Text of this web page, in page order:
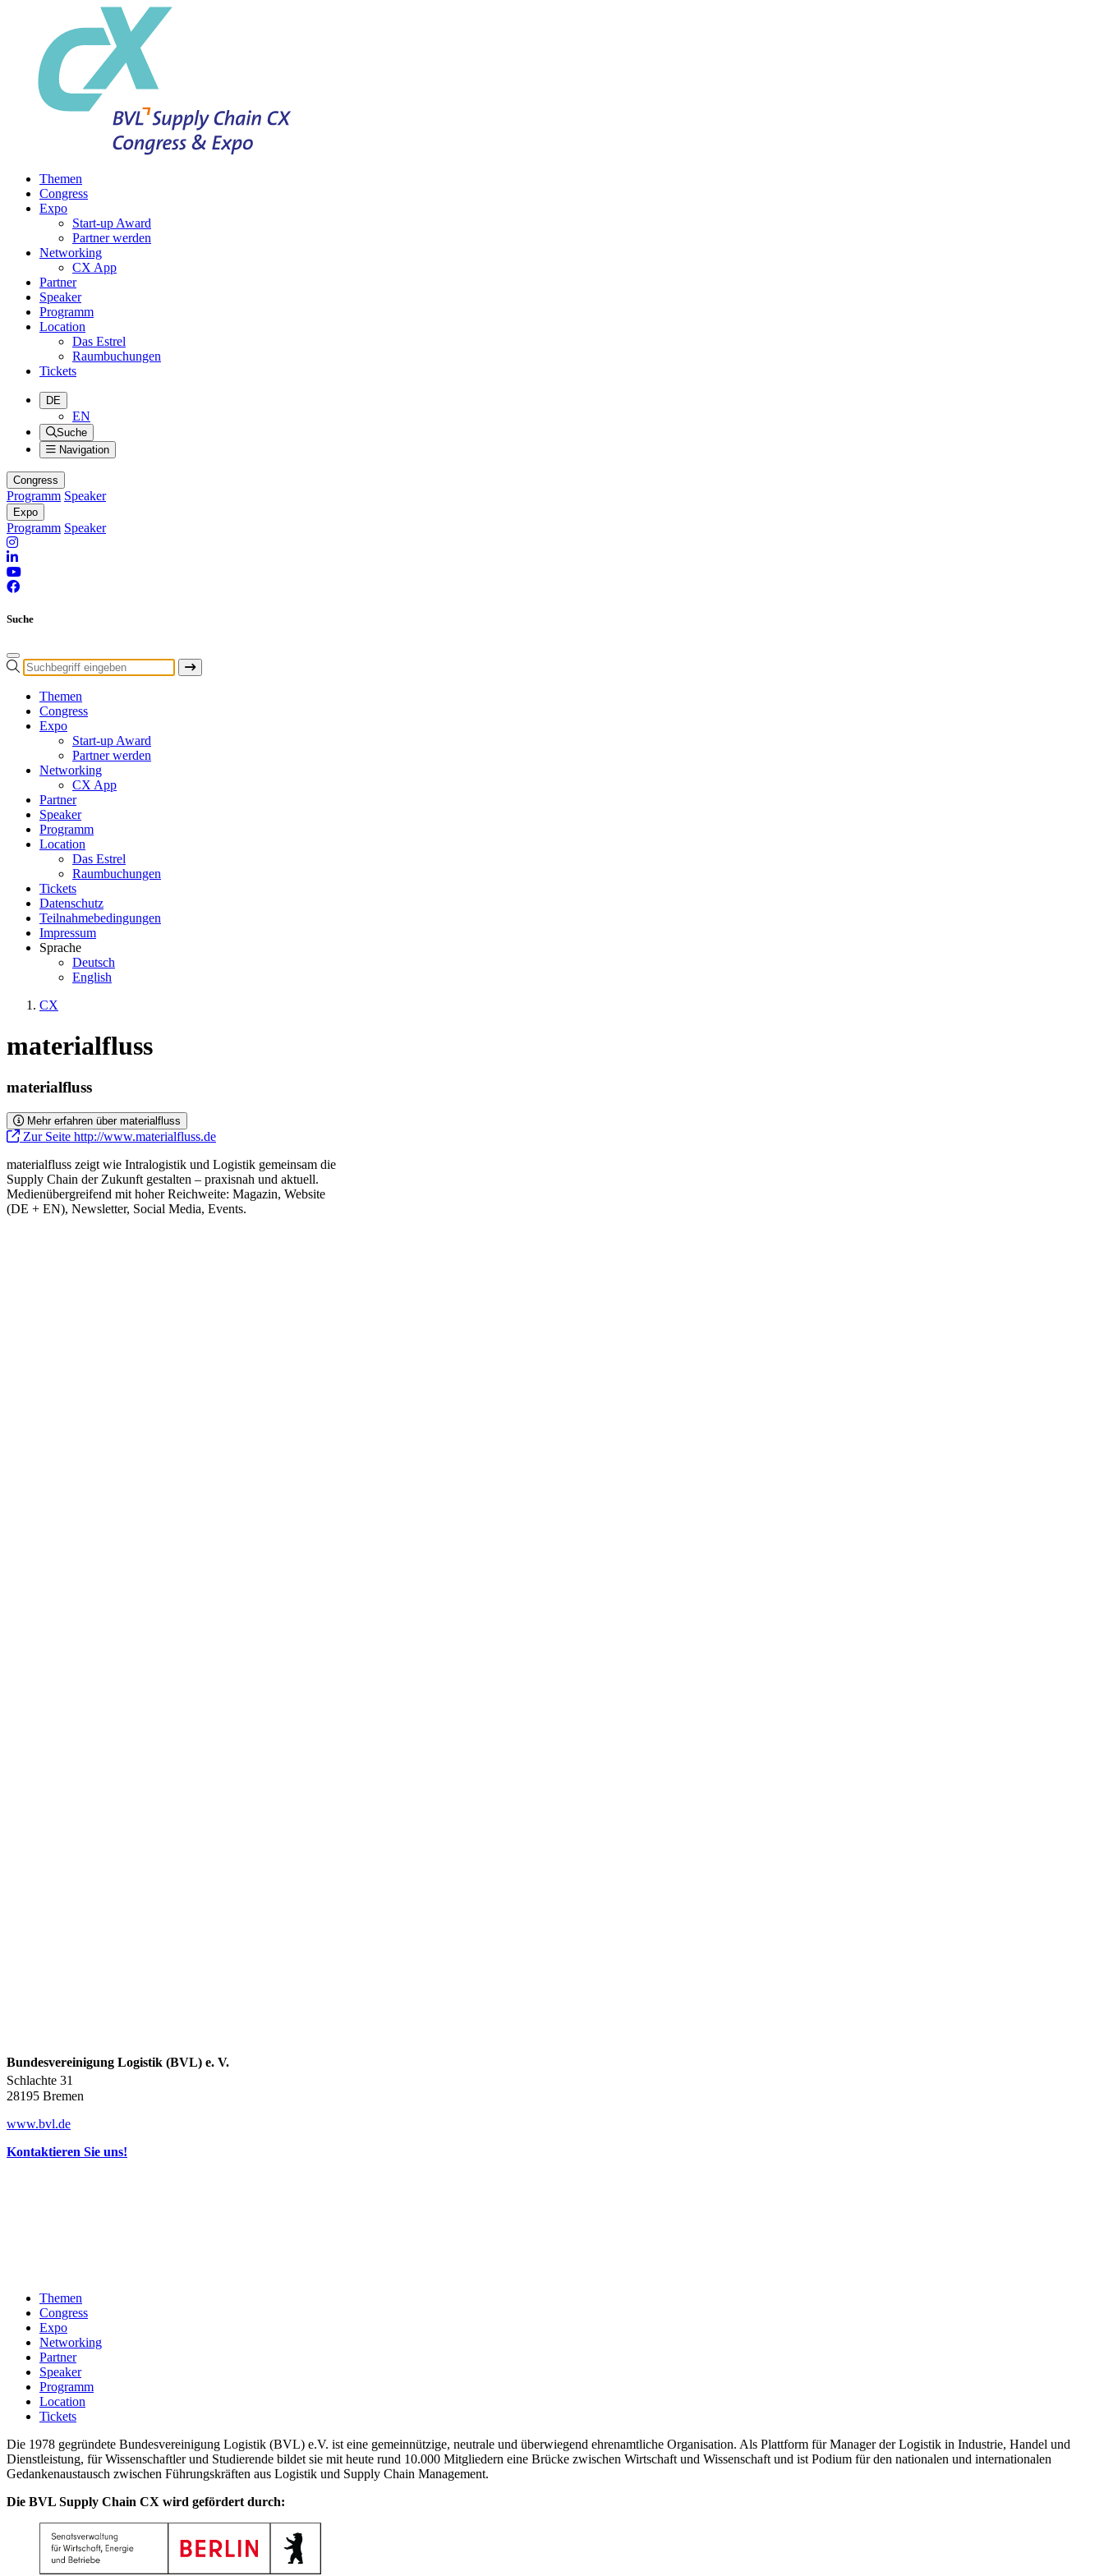
Themen
Congress
Expo
Start-up Award
Partner werden
Networking
CX App
Partner
Speaker
Programm
Location
Das Estrel
Raumbuchungen
Tickets
DE
EN
Suche
Navigation
Congress
Programm Speaker
Expo
Programm Speaker
Suche
Themen
Congress
Expo
Start-up Award
Partner werden
Networking
CX App
Partner
Speaker
Programm
Location
Das Estrel
Raumbuchungen
Tickets
Datenschutz
Teilnahmebedingungen
Impressum
Sprache
Deutsch
English
CX
materialfluss
materialfluss
Mehr erfahren über materialfluss
Zur Seite http://www.materialfluss.de
materialfluss zeigt wie Intralogistik und Logistik gemeinsam die
Supply Chain der Zukunft gestalten – praxisnah und aktuell.
Medienübergreifend mit hoher Reichweite: Magazin, Website
(DE + EN), Newsletter, Social Media, Events.
Bundesvereinigung Logistik (BVL) e. V.
Schlachte 31
28195 Bremen
www.bvl.de
Kontaktieren Sie uns!
Themen
Congress
Expo
Networking
Partner
Speaker
Programm
Location
Tickets
Die 1978 gegründete Bundesvereinigung Logistik (BVL) e.V. ist eine gemeinnützige, neutrale und überwiegend ehrenamtliche Organisation. Als Plattform für Manager der Logistik in Industrie, Handel und
Dienstleistung, für Wissenschaftler und Studierende bildet sie mit heute rund 10.000 Mitgliedern eine Brücke zwischen Wirtschaft und Wissenschaft und ist Podium für den nationalen und internationalen
Gedankenaustausch zwischen Führungskräften aus Logistik und Supply Chain Management.
Die BVL Supply Chain CX wird gefördert durch: